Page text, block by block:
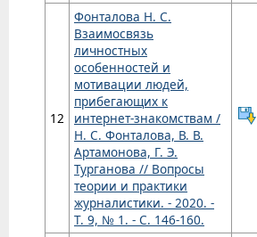
12
Фонталова Н. С.
Взаимосвязь
личностных
особенностей и
мотивации людей,
прибегающих к
интернет-знакомствам /
Н. С. Фонталова, В. В.
Артамонова, Г. Э.
Турганова // Вопросы
теории и практики
журналистики. - 2020. -
Т. 9, № 1. - С. 146-160.